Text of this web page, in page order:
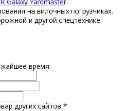
на вилочных погрузчиках,
и другой спецтехнике.
время.
других сайтов *